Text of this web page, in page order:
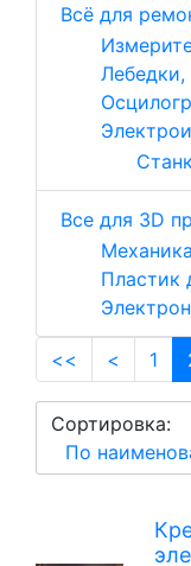
Всё для
Лебедки,
Все для 3D
Пластик
<< < 1
Сортировка:
По